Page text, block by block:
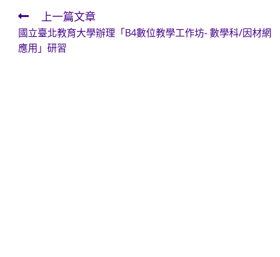
Read
more
articles
上一篇文章
國立臺北教育大學辦理「B4數位教學工作坊- 數學科/因材網
應用」研習